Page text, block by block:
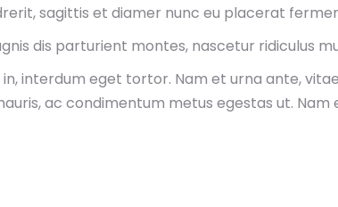
sagittis et diamer nunc eu placerat
dis parturient montes, nascetur ridiculus
interdum eget tortor. Nam et urna ante,
ac condimentum metus egestas ut. Nam